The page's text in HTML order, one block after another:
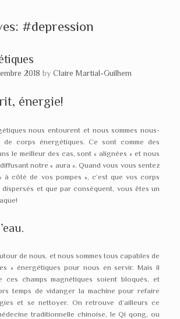
#depression
2018 by Claire Martial-Guilhem
énergie!
nous entourent et nous sommes nous-
de corps énergétiques. Ce sont comme des
le meilleur des cas, sont « alignées » et nous
notre « aura ». Quand vous vous sentez
à côté de vos pompes », c’est que vos corps
et que par conséquent, vous êtes un
de nous, et nous sommes tous capables de
» énergétiques pour nous en servir. Mais il
ces champs magnétiques soient bloqués, et
temps de vidanger la machine pour refaire
et se nettoyer. On retrouve d’ailleurs ce
traditionnelle chinoise, le Qi qong, ou